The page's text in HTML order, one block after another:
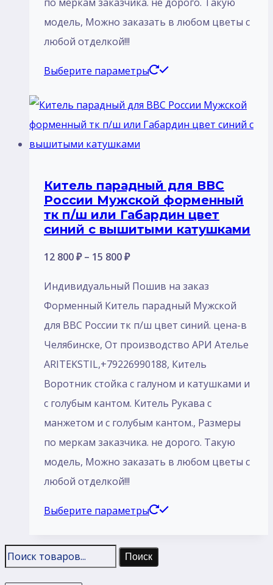
модель, Mожно заказать в любом цветы с
любой отделкой!!!
Выберите параметры
Этот
имеет
несколько
можно
выбрать
на
Китель парадный для ВВС
России Мужской форменный
тк п/ш или Габардин цвет
синий с вышитыми катушками
12 800₽ – 15 800₽Диапазон
Индивидуальный Пошив на заказ
Форменный Китель парадный Мужской
для ВВС России тк п/ш цвет синий. цена-в
Челябинске, От производство АРИ Ателье
ARITEKSTIL,+79226990188, Китель
Воротник стойка с галуном и катушками и
с голубым кантом. Китель Рукава с
манжетом и с голубым кантом., Размеры
по меркам заказчика. не дорого. Такую
модель, Mожно заказать в любом цветы с
любой отделкой!!!
Выберите параметры
Этот
Поиск